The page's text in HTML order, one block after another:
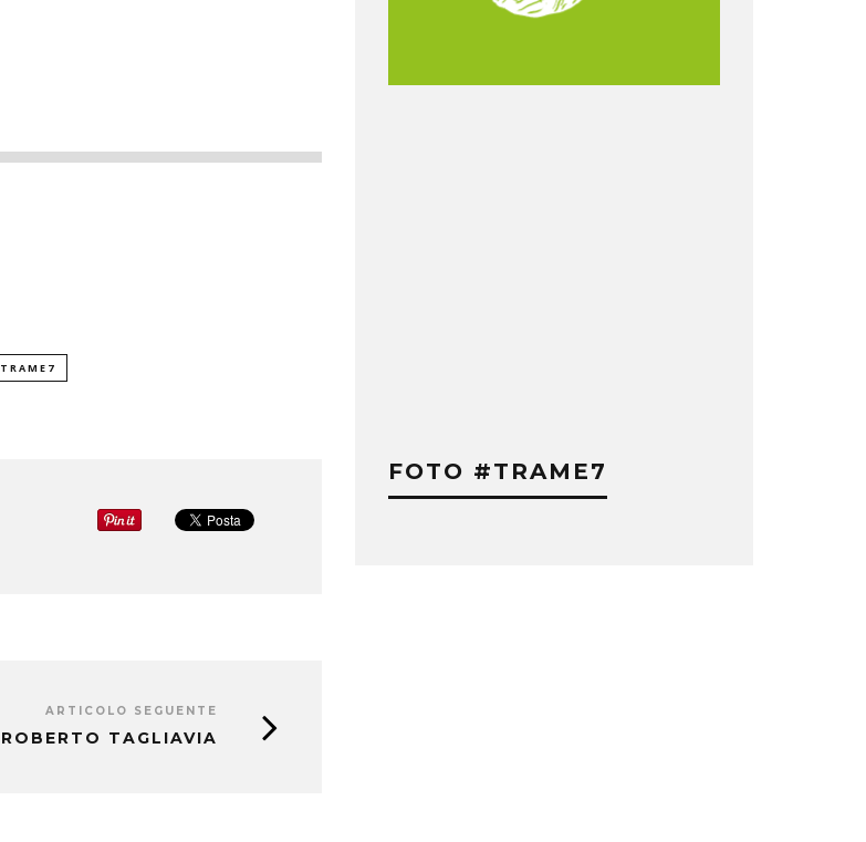
TRAME7
ARTICOLO SEGUENTE
ROBERTO TAGLIAVIA
FOTO #TRAME7